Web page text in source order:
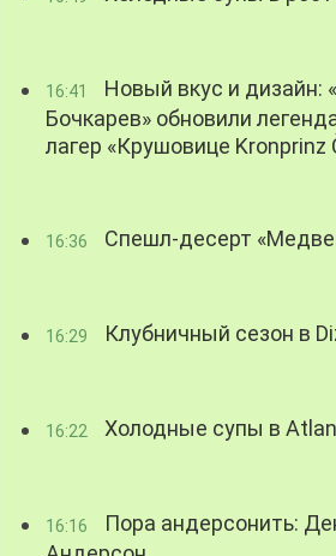
16:41
Новый вкус и дизайн:
Бочкарев» обновили
лагер «Крушовице Kronprinz
16:36 Спешл-десерт
16:29 Клубничный сезон в
16:22 Холодные супы в
16:16
Пора андерсонить: